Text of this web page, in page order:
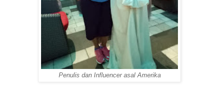
Penulis dan Influencer asal Amerika